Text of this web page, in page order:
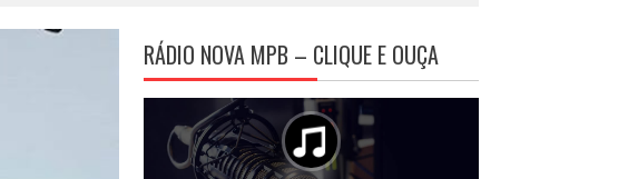
RÁDIO NOVA MPB – CLIQUE E OUÇA